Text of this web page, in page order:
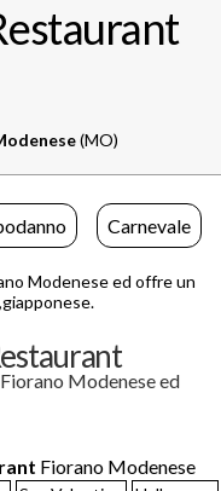
(MO)
Carnevale
Modenese ed offre un
Modenese ed
Fiorano Modenese